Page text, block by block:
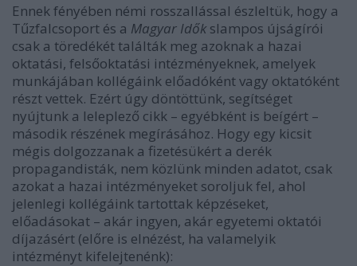
Ennek fényében némi rosszallással észleltük, hogy a
Tűzfalcsoport és a Magyar Idők slampos újságírói
csak a töredékét találták meg azoknak a hazai
oktatási, felsőoktatási intézményeknek, amelyek
munkájában kollégáink előadóként vagy oktatóként
részt vettek. Ezért úgy döntöttünk, segítséget
nyújtunk a leleplező cikk – egyébként is beígért –
második részének megírásához. Hogy egy kicsit
mégis dolgozzanak a fizetésükért a derék
propagandisták, nem közlünk minden adatot, csak
azokat a hazai intézményeket soroljuk fel, ahol
jelenlegi kollégáink tartottak képzéseket,
előadásokat – akár ingyen, akár egyetemi oktatói
díjazásért (előre is elnézést, ha valamelyik
intézményt kifelejtenénk):